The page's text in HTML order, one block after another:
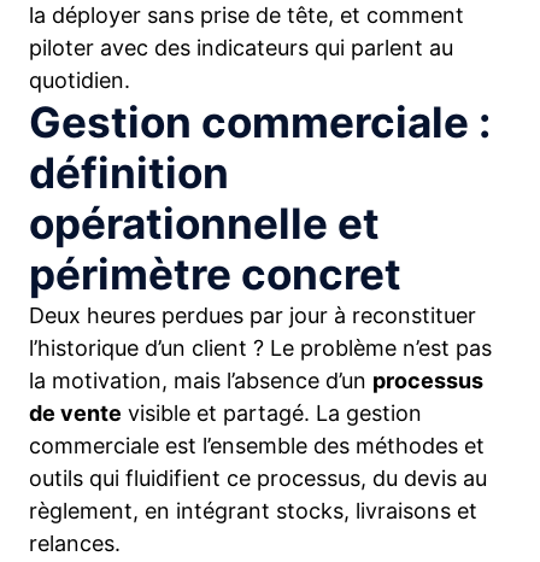
la déployer sans prise de tête, et comment
piloter avec des indicateurs qui parlent au
quotidien.
Gestion commerciale :
définition
opérationnelle et
périmètre concret
Deux heures perdues par jour à reconstituer
l’historique d’un client ? Le problème n’est pas
la motivation, mais l’absence d’un processus
de vente visible et partagé. La gestion
commerciale est l’ensemble des méthodes et
outils qui fluidifient ce processus, du devis au
règlement, en intégrant stocks, livraisons et
relances.